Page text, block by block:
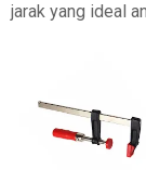
jarak yang ideal